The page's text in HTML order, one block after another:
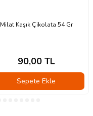
Milat Kaşık Çikolata 54 Gr
90,00TL
Sepete Ekle